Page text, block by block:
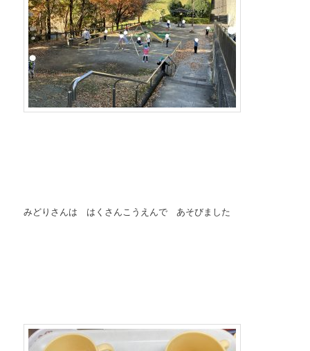
みどりさんは はくさんこうえんで あそびました